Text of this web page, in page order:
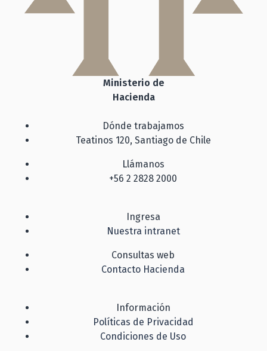
Ministerio de
Hacienda
Dónde trabajamos
Teatinos 120, Santiago de Chile
Llámanos
+56 2 2828 2000
Ingresa
Nuestra intranet
Consultas web
Contacto Hacienda
Información
Políticas de Privacidad
Condiciones de Uso